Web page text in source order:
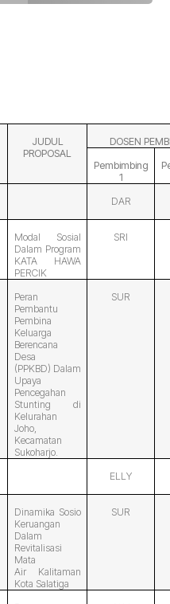
JUDUL
PROPOSAL
DOSEN
Pembimbing
1
DAR
Modal Sosial
Dalam Program
KATA HAWA
PERCIK
SRI
Peran
Pembantu
Pembina
Keluarga
Berencana
Desa
(PPKBD) Dalam
Upaya
Pencegahan
Stunting di
Kelurahan
Joho,
Kecamatan
Sukoharjo.
SUR
ELLY
Dinamika Sosio
Keruangan
Dalam
Revitalisasi
Mata
Air Kalitaman
Kota Salatiga
SUR